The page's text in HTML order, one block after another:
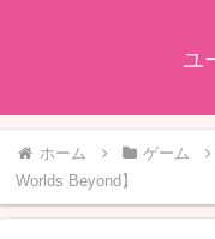
ユ
ホーム ゲーム
Worlds Beyond】